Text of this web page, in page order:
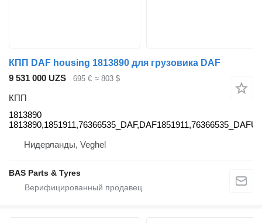
КПП DAF housing 1813890 для грузовика DAF
9 531 000 UZS
695 € ≈ 803 $
КПП
1813890
Нидерланды, Veghel
BAS Parts & Tyres